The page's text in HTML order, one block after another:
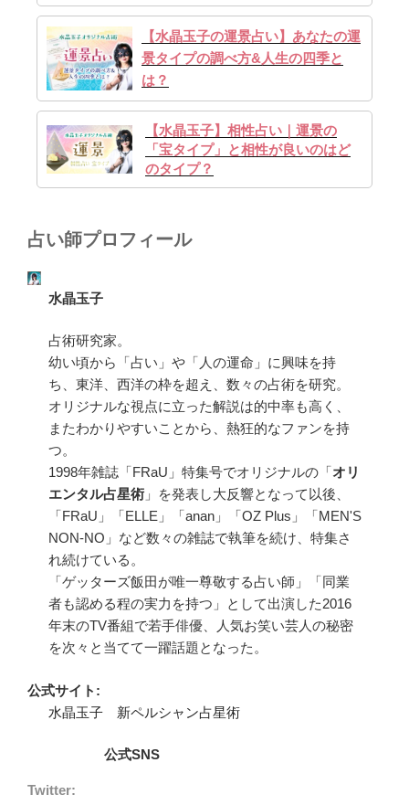
【水晶玉子の運景占い】あなたの運
景タイプの調べ方&人生の四季と
は？
【水晶玉子】相性占い｜運景の
「宝タイプ」と相性が良いのはど
のタイプ？
占い師プロフィール
水晶玉子
占術研究家。
幼い頃から「占い」や「人の運命」に興味を持
ち、東洋、西洋の枠を超え、数々の占術を研究。
オリジナルな視点に立った解説は的中率も高く、
またわかりやすいことから、熱狂的なファンを持
つ。
1998年雑誌「FRaU」特集号でオリジナルの「オリ
エンタル占星術」を発表し大反響となって以後、
「FRaU」「ELLE」「anan」「OZ Plus」「MEN'S
NON-NO」など数々の雑誌で執筆を続け、特集さ
れ続けている。
「ゲッターズ飯田が唯一尊敬する占い師」「同業
者も認める程の実力を持つ」として出演した2016
年末のTV番組で若手俳優、人気お笑い芸人の秘密
を次々と当てて一躍話題となった。
公式サイト:
水晶玉子 新ペルシャン占星術
公式SNS
Twitter: